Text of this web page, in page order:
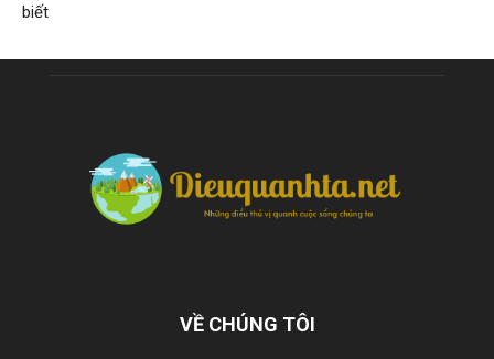
biết
VỀ CHÚNG TÔI